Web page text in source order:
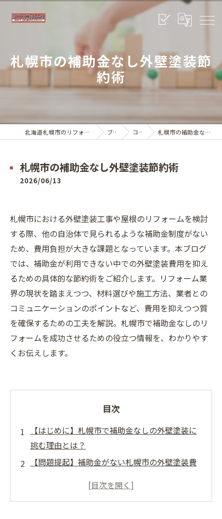
札幌市の補助金なし外壁塗装節
約術
北海道札幌市のリフォームならSRK株式会社 ブログ コラム 札幌市の補助金なし外壁塗装節約術
札幌市の補助金なし外壁塗装節約術
2026/06/13
札幌市における外壁塗装工事や屋根のリフォームを検討
する際、他の自治体で見られるような補助金制度がない
ため、費用負担が大きな課題となっています。本ブログ
では、補助金が利用できない中での外壁塗装費用を抑え
るための具体的な節約術をご紹介します。リフォーム業
界の現状を踏まえつつ、材料選びや施工方法、業者との
コミュニケーションのポイントなど、費用を抑えつつ質
を確保するための工夫を解説。札幌市で補助金なしのリ
フォームを成功させるための役立つ情報を、わかりやす
くお伝えします。
目次
【はじめに】札幌市で補助金なしの外壁塗装に
挑む理由とは？
【問題提起】補助金がない札幌市の外壁塗装費
【節約の工夫】材料選びと施工方法で賢くおさ